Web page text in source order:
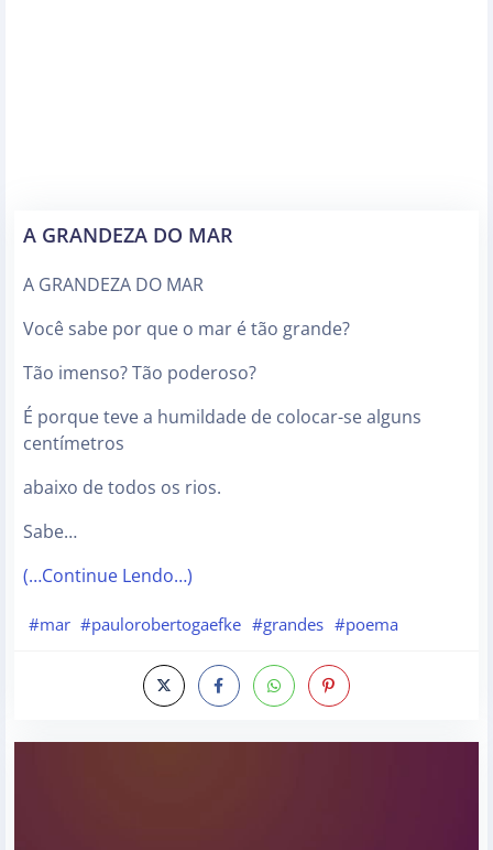
A GRANDEZA DO MAR
A GRANDEZA DO MAR
Você sabe por que o mar é tão grande?
Tão imenso? Tão poderoso?
É porque teve a humildade de colocar-se alguns
centímetros
abaixo de todos os rios.
Sabe…
(…Continue Lendo…)
#mar #paulorobertogaefke #grandes #poema